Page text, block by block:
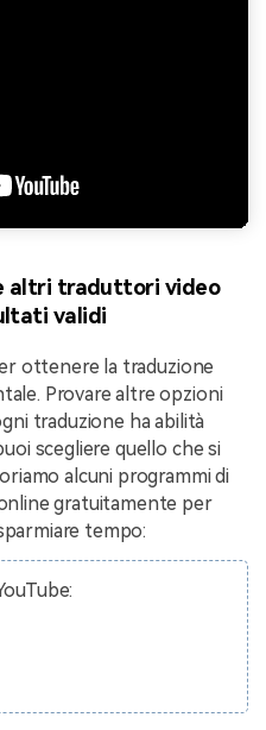
altri traduttori video
validi
ottenere la traduzione
Provare altre opzioni
traduzione ha abilità
scegliere quello che si
alcuni programmi di
gratuitamente per
tempo: